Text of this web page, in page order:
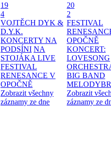
19
4
VOJTĚCH DYK &
D.Y.K.
KONCERTY NA
PODSÍNI NA
STOJÁKA LIVE
FESTIVAL
RENESANCE V
OPOČNĚ
Zobrazit všechny
záznamy ze dne
20
2
FESTIVAL
OPOČNĚ
KONCERT:
LOVESONG
BIG BAND
Zobrazit
záznamy ze